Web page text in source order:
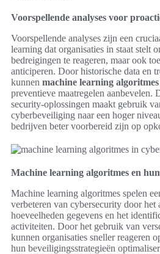
Voorspellende analyses voor
Voorspellende analyses zijn een
learning dat organisaties in staat stelt
bedreigingen te reageren, maar ook
anticiperen. Door historische data en
kunnen machine learning algoritmes
preventieve maatregelen aanbevelen.
security-oplossingen maakt gebruik
cyberbeveiliging naar een hoger
bedrijven beter voorbereid zijn op
Machine learning algoritmes en
Machine learning algoritmes spelen
verbeteren van cybersecurity door het
hoeveelheden gegevens en het
activiteiten. Door het gebruik van
kunnen organisaties sneller reageren
hun beveiligingsstrategieën